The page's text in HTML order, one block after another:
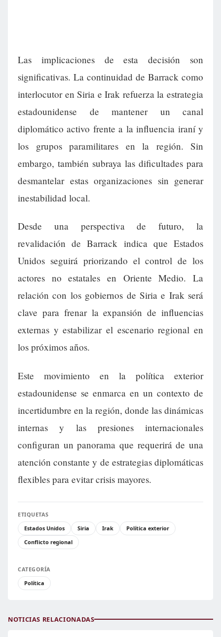
Las implicaciones de esta decisión son
significativas. La continuidad de Barrack como
interlocutor en Siria e Irak refuerza la estrategia
estadounidense de mantener un canal
diplomático activo frente a la influencia iraní y
los grupos paramilitares en la región. Sin
embargo, también subraya las dificultades para
desmantelar estas organizaciones sin generar
inestabilidad local.
Desde una perspectiva de futuro, la
revalidación de Barrack indica que Estados
Unidos seguirá priorizando el control de los
actores no estatales en Oriente Medio. La
relación con los gobiernos de Siria e Irak será
clave para frenar la expansión de influencias
externas y estabilizar el escenario regional en
los próximos años.
Este movimiento en la política exterior
estadounidense se enmarca en un contexto de
incertidumbre en la región, donde las dinámicas
internas y las presiones internacionales
configuran un panorama que requerirá de una
atención constante y de estrategias diplomáticas
flexibles para evitar crisis mayores.
ETIQUETAS
Estados Unidos
Siria Irak
Política exterior
Conflicto regional
CATEGORÍA
Política
NOTICIAS RELACIONADAS